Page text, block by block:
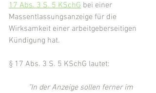
17 Abs. 3 S. 5 KSchG bei einer
Massentlassungsanzeige für die
Wirksamkeit einer arbeitgeberseitigen
Kündigung hat.
§ 17 Abs. 3 S. 5 KSchG lautet:
"In der Anzeige sollen ferner im